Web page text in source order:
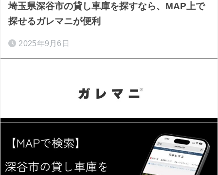
埼玉県深谷市の貸し車庫を探すなら、MAP上で
探せるガレマニが便利
2025年9月6日